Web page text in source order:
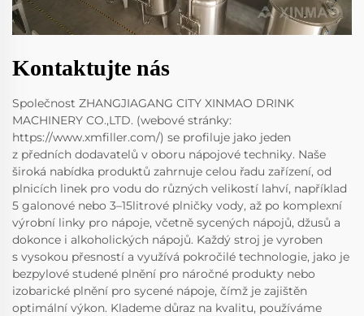
Kontaktujte nás
Společnost ZHANGJIAGANG CITY XINMAO DRINK
MACHINERY CO.,LTD. (webové stránky:
https://www.xmfiller.com/) se profiluje jako jeden
z předních dodavatelů v oboru nápojové techniky. Naše
široká nabídka produktů zahrnuje celou řadu zařízení, od
plnicích linek pro vodu do různých velikostí lahví, například
5 galonové nebo 3–15litrové plničky vody, až po komplexní
výrobní linky pro nápoje, včetně sycených nápojů, džusů a
dokonce i alkoholických nápojů. Každý stroj je vyroben
s vysokou přesností a využívá pokročilé technologie, jako je
bezpylové studené plnění pro náročné produkty nebo
izobarické plnění pro sycené nápoje, čímž je zajištěn
optimální výkon. Klademe důraz na kvalitu, používáme